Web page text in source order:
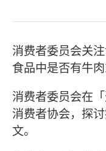
消费者委员会关
食品中是否有牛肉
消费者委员会在
消费者协会，探
文。